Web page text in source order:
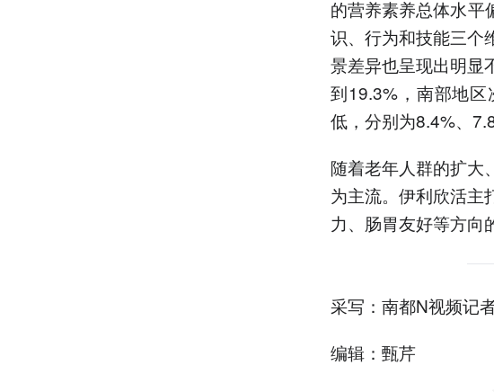
的营养素养总体水平
识、行为和技能三个
景差异也呈现出明显
到19.3%，南部地
低，分别为8.4%、
随着老年人群的扩大
为主流。伊利欣活主
力、肠胃友好等方向
采写：南都N视频记
编辑：甄芹